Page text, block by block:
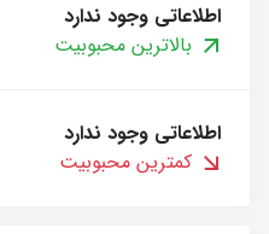
اطلاعاتی وجود ندارد
بالاترین محبوبیت
اطلاعاتی وجود ندارد
کمترین محبوبیت